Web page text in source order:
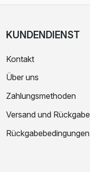
KUNDENDIENST
Kontakt
Über uns
Zahlungsmethoden
Versand und Rückgabe
Rückgabebedingungen